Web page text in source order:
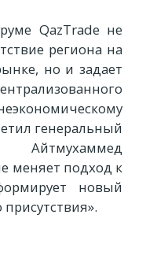
QazTrade не
региона на
но и задает
генеральный
Айтмухаммед
меняет подход к
новый